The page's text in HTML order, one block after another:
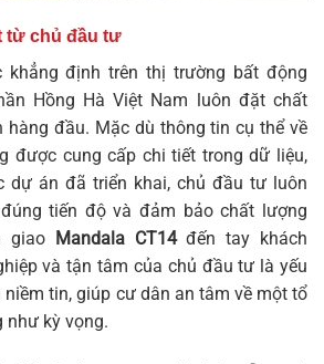
từ chủ đầu tư
định trên thị trường bất động
Hồng Hà Việt Nam luôn đặt chất
hàng đầu. Mặc dù thông tin cụ thể về
được cung cấp chi tiết trong dữ liệu,
dự án đã triển khai, chủ đầu tư luôn
tiến độ và đảm bảo chất lượng
giao
Mandala CT14đến tay khách
và tận tâm của chủ đầu tư là yếu
tin, giúp cư dân an tâm về một tổ
như kỳ vọng.